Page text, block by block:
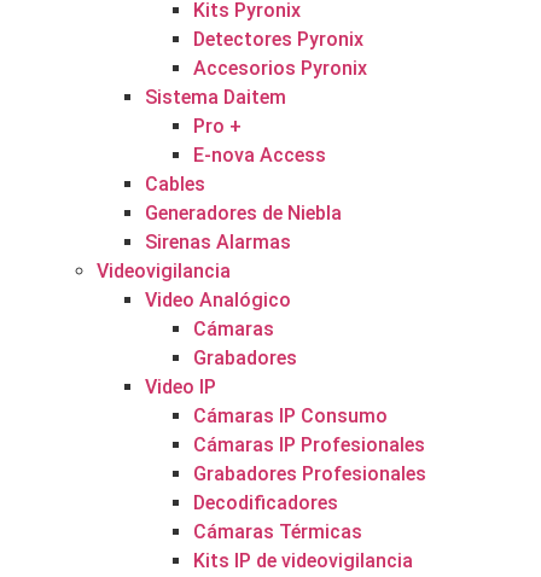
Kits Pyronix
Detectores Pyronix
Accesorios Pyronix
Sistema Daitem
Pro +
E-nova Access
Cables
Generadores de Niebla
Sirenas Alarmas
Videovigilancia
Video Analógico
Cámaras
Grabadores
Video IP
Cámaras IP Consumo
Cámaras IP Profesionales
Grabadores Profesionales
Decodificadores
Cámaras Térmicas
Kits IP de videovigilancia